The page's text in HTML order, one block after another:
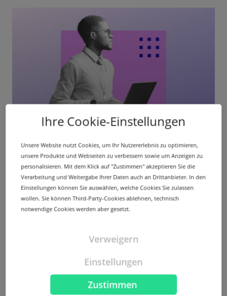
Server Housing | Wie Unternehmen davon
profitieren
In der digitalen, vernetzten Welt setzen viele
Unternehmen auf einen gelungenen Online-Auftritt.
Doch ohne Server...
Mehr
Ihre Cookie-Einstellungen
Unsere Website nutzt Cookies, um Ihr Nutzererlebnis zu optimieren,
unsere Produkte und Webseiten zu verbessern sowie um Anzeigen zu
personalisieren. Mit dem Klick auf "Zustimmen" akzeptieren Sie die
Verarbeitung und Weitergabe Ihrer Daten auch an Drittanbieter. In den
Einstellungen können Sie auswählen, welche Cookies Sie zulassen
wollen. Sie können Third-Party-Cookies ablehnen, technisch
notwendige Cookies werden aber gesetzt.
Zustimmen
Verweigern
Einstellungen